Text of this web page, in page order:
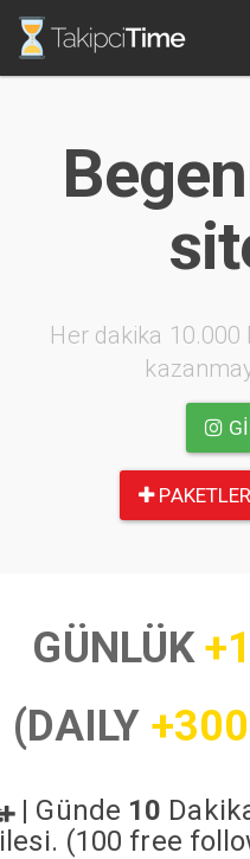
Her dakika
GÜNLÜK
(DAILY
| Günde 10
(100 free